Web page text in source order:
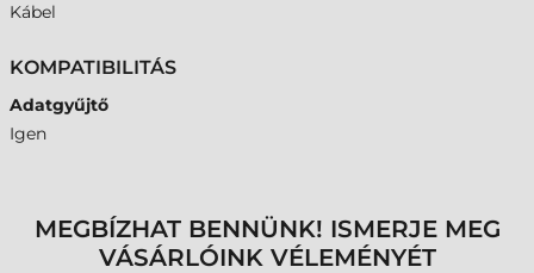
Kábel
KOMPATIBILITÁS
Adatgyűjtő
Igen
MEGBÍZHAT BENNÜNK! ISMERJE MEG
VÁSÁRLÓINK VÉLEMÉNYÉT